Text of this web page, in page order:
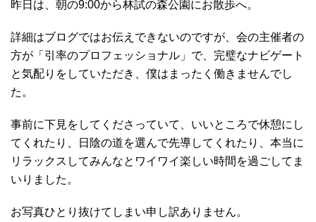
昨日は、朝の9:00から林試の森公園にお散歩へ。
詳細はブログではお伝えできないのですが、会の主催者の
方が「引率のプロフェッショナル」で、完璧なナビゲート
と気配りをしていただき、僕はまったく働きませんでし
た。
事前に下見をしてくださっていて、いいところで休憩にし
てくれたり、日陰の道を選んで先導してくれたり、本当に
リラックスしてみんなとワイワイ楽しい時間を過ごしてま
いりました。
お写真ひとり抜けてしまい申し訳ありません。